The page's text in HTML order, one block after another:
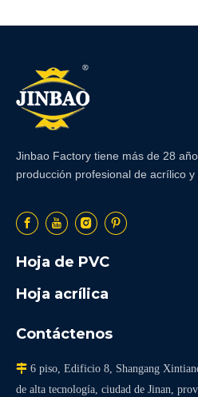
Jinbao Factory tiene más de 28
producción profesional de acrílico y
Hoja de PVC
Hoja acrílica
Contáctenos
 6 piso, Edificio 8, Shangang
de alta tecnología, ciudad de Jinan,